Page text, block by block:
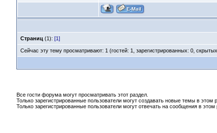
Страниц (1): [1]
Сейчас эту тему просматривают: 1 (гостей: 1, зарегистрированных: 0,
Все гости форума могут просматривать этот раздел.
Только зарегистрированные пользователи могут создавать новые темы в этом
Только зарегистрированные пользователи могут отвечать на сообщения в этом